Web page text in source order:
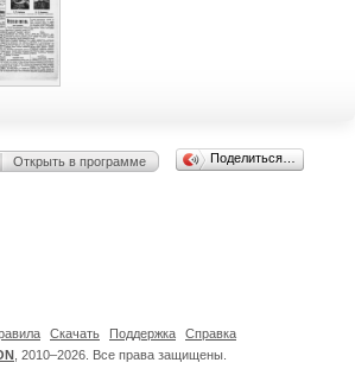
Открыть в программе Поделиться…
, 2010–2026. Все права защищены.
Скачать Поддержка Справка